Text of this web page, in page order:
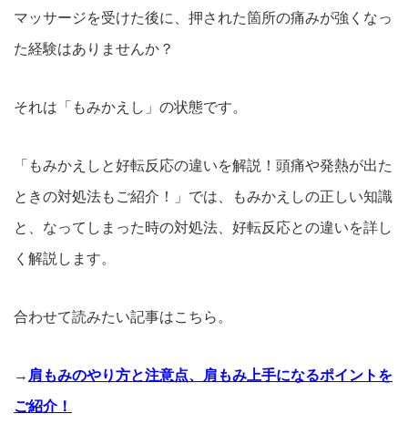
マッサージを受けた後に、押された箇所の痛みが強くなっ
た経験はありませんか？
それは「もみかえし」の状態です。
「もみかえしと好転反応の違いを解説！頭痛や発熱が出た
ときの対処法もご紹介！」では、もみかえしの正しい知識
と、なってしまった時の対処法、好転反応との違いを詳し
く解説します。
合わせて読みたい記事はこちら。
→ 肩もみのやり方と注意点、肩もみ上手になるポイントを
ご紹介！